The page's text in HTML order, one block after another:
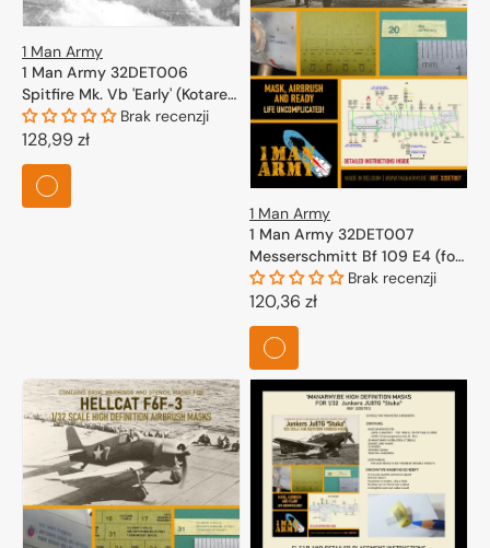
1 Man Army
1 Man Army 32DET006
Spitfire Mk. Vb 'Early' (Kotare)
1/32
Brak recenzji
Cena
regularna
128,99 zł
1 Man Army
1 Man Army 32DET007
Messerschmitt Bf 109 E4 (for
Eduard, Trumpeter) 1/32
Brak recenzji
Cena
regularna
120,36 zł